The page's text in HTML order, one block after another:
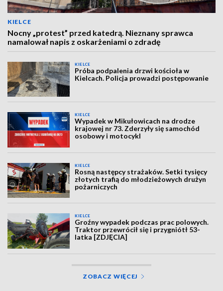
KIELCE
Nocny „protest” przed katedrą. Nieznany sprawca
namalował napis z oskarżeniami o zdradę
KIELCE
Próba podpalenia drzwi kościoła w
Kielcach. Policja prowadzi postępowanie
KIELCE
Wypadek w Mikułowicach na drodze
krajowej nr 73. Zderzyły się samochód
osobowy i motocykl
KIELCE
Rosną następcy strażaków. Setki tysięcy
złotych trafią do młodzieżowych drużyn
pożarniczych
KIELCE
Groźny wypadek podczas prac polowych.
Traktor przewrócił się i przygniótł 53-
latka [ZDJĘCIA]
ZOBACZ WIĘCEJ